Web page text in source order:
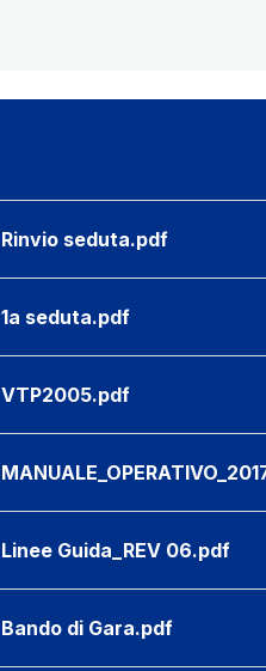
Rinvio seduta.pdf
1a seduta.pdf
VTP2005.pdf
Linee Guida_REV 06.pdf
Bando di Gara.pdf